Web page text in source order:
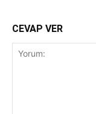
CEVAP VER